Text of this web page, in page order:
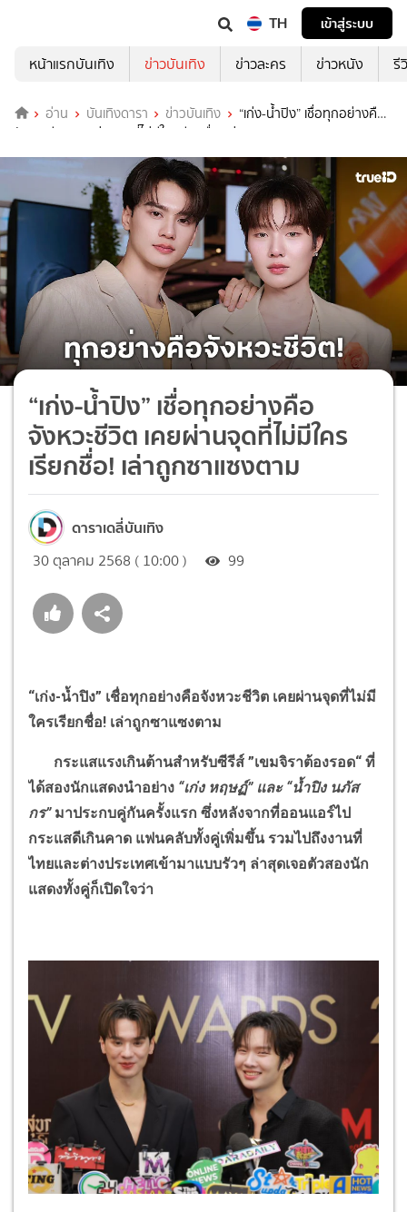
TH
เข้าสู่ระบบ
หน้าแรกบันเทิง
ข่าวบันเทิง ข่าวละคร ข่าวหนัง รี
อ่าน บันเทิงดารา ข่าวบันเทิง
“เก่ง-น้ำปิง” เชื่อทุกอย่างคือ
จังหวะชีวิต เคยผ่านจุดที่ไม่มีใครเรียกชื่อ! เล่าถูกซาแซงตาม
“เก่ง-น้ำปิง” เชื่อทุกอย่างคือ
จังหวะชีวิต เคยผ่านจุดที่ไม่มีใคร
เรียกชื่อ! เล่าถูกซาแซงตาม
ดาราเดลี่บันเทิง
30 ตุลาคม 2568 ( 10:00 ) 99
“เก่ง-น้ำปิง” เชื่อทุกอย่างคือจังหวะชีวิต เคยผ่านจุดที่ไม่มี
ใครเรียกชื่อ! เล่าถูกซาแซงตาม
กระแสแรงเกินต้านสำหรับซีรีส์ ”เขมจิราต้องรอด“ ที่
ได้สองนักแสดงนำอย่าง “เก่ง หฤษฏ์” และ “น้ำปิง นภัส
กร” มาประกบคู่กันครั้งแรก ซึ่งหลังจากที่ออนแอร์ไป
กระแสดีเกินคาด แฟนคลับทั้งคู่เพิ่มขึ้น รวมไปถึงงานที่
ไทยและต่างประเทศเข้ามาแบบรัวๆ ล่าสุดเจอตัวสองนัก
แสดงทั้งคู่ก็เปิดใจว่า